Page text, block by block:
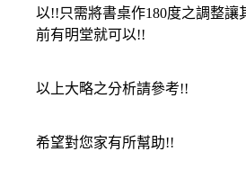
以!!只需將書桌作180度之調整讓
前有明堂就可以!!
以上大略之分析請參考!!
希望對您家有所幫助!!